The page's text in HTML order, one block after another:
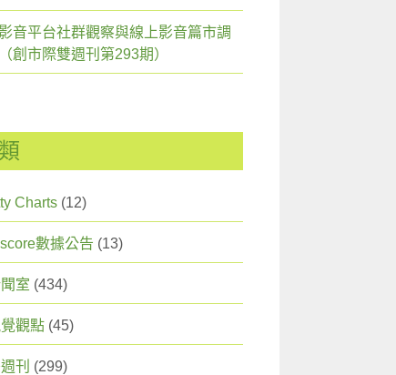
音平台社群觀察與線上影音篇市調
創市際雙週刊第293期）
Charts (12)
數據公告 (13)
室 (434)
覺觀點 (45)
刊 (299)